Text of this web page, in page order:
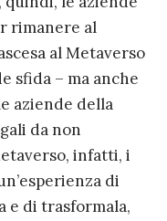
rimanere al
al Metaverso
sfida – ma anche
aziende della
da non
infatti, i
di
e di trasformala,